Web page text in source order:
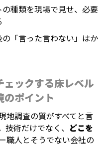
種類を現場で見せ、必要
「言った言わない」はか
ックする床レベル
のポイント
地調査の質がすべてと言
術だけでなく、 どこを
職人とそうでない会社の